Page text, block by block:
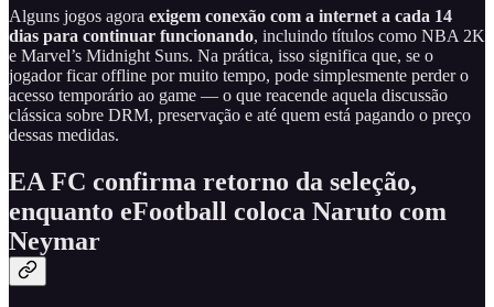
Alguns jogos agora exigem conexão com a internet a cada 14
dias para continuar funcionando, incluindo títulos como NBA 2K
e Marvel’s Midnight Suns. Na prática, isso significa que, se o
jogador ficar offline por muito tempo, pode simplesmente perder o
acesso temporário ao game — o que reacende aquela discussão
clássica sobre DRM, preservação e até quem está pagando o preço
dessas medidas.
EA FC confirma retorno da seleção,
enquanto eFootball coloca Naruto com
Neymar